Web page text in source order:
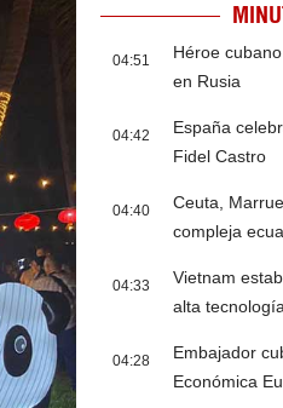
04:51
Héroe
en Rusia
04:42
España
Fidel Castro
04:40
Ceuta,
compleja
04:33
Vietnam
alta
04:28
Embajador
Económica